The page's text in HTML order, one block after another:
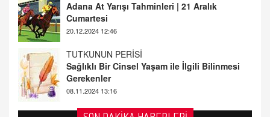
Sağlıklı Bir Cinsel Yaşam ile İlgili Bilinmesi
Gerekenler
08.11.2024 13:16
FARUK ÖNALAN
Tezkere Onaylanmasaydı…
2 Kasım 2021 Salı 00:11
AV. DOĞAN CAN DOĞAN